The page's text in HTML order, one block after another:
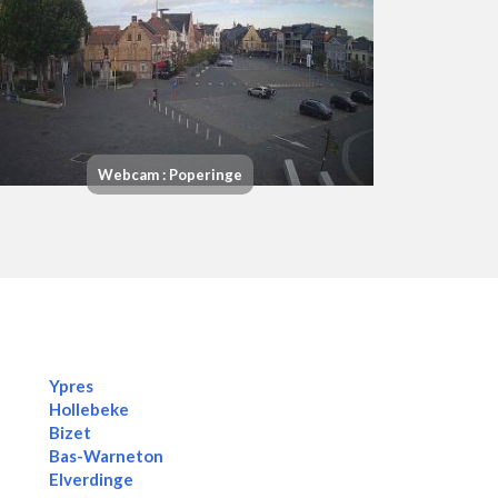
Webcam : Poperinge
Ypres
Hollebeke
Bizet
Bas-Warneton
Elverdinge